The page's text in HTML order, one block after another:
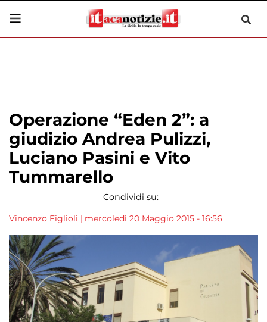
Operazione “Eden 2”: a
giudizio Andrea Pulizzi,
Luciano Pasini e Vito
Tummarello
Condividi su:
Vincenzo Figlioli | mercoledì 20 Maggio 2015 - 16:56